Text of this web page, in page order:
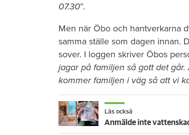
07.30”.
Men när Öbo och hantverkarna
samma ställe som dagen innan.
sover. I loggen skriver Öbos
jagar på familjen så gott det
kommer familjen i väg så att vi
Läs också
Anmälde inte